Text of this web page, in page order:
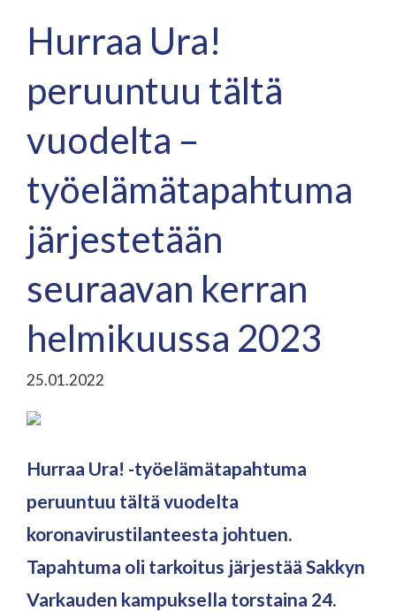
Hurraa Ura!
peruuntuu tältä
vuodelta –
työelämätapahtuma
järjestetään
seuraavan kerran
helmikuussa 2023
25.01.2022
Hurraa Ura! -työelämätapahtuma
peruuntuu tältä vuodelta
koronavirustilanteesta johtuen.
Tapahtuma oli tarkoitus järjestää Sakkyn
Varkauden kampuksella torstaina 24.